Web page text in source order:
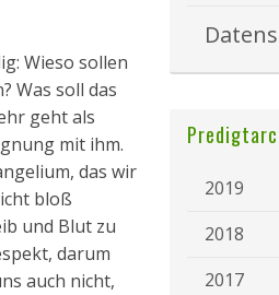
Wieso sollen
Was soll das
geht als
mit ihm.
das wir
bloß
und Blut zu
darum
auch nicht,
2019
2018
2017